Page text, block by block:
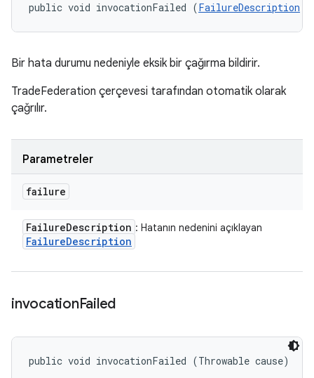
public void invocationFailed (FailureDescription
Bir hata durumu nedeniyle eksik bir çağırma bildirir.
TradeFederation çerçevesi tarafından otomatik olarak
çağrılır.
Parametreler
failure
FailureDescription : Hatanın nedenini açıklayan
FailureDescription
invocationFailed
public void invocationFailed (Throwable cause)